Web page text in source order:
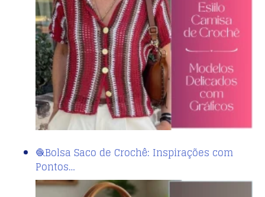
🧶Bolsa Saco de Crochê: Inspirações com
Pontos…